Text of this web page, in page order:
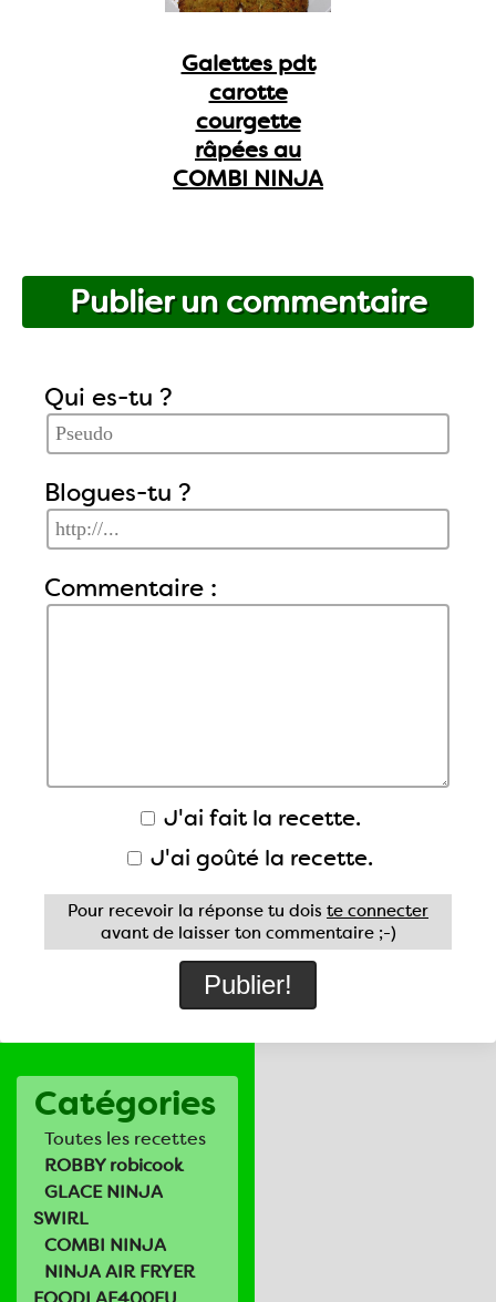
Catégories
Toutes les recettes
ROBBY robicook
GLACE NINJA
SWIRL
COMBI NINJA
NINJA AIR FRYER
Galettes pdt
carotte
courgette
râpées au
COMBI NINJA
Publier un commentaire
Qui es-tu ?
Blogues-tu ?
Commentaire :
J'ai fait la recette.
J'ai goûté la recette.
Pour recevoir la réponse tu dois te connecter
avant de laisser ton commentaire ;-)